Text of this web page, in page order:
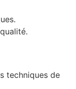
techniques de